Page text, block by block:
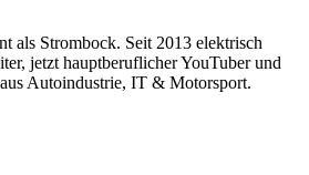
als Strombock. Seit 2013 elektrisch
jetzt hauptberuflicher YouTuber und
Autoindustrie, IT & Motorsport.